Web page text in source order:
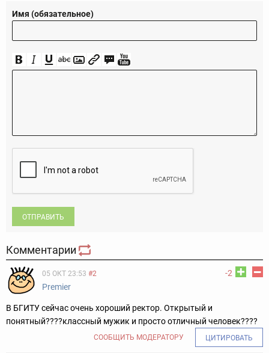
Имя (обязательное)
ОТПРАВИТЬ
Комментарии
-2
05 ОКТ 23:53 #2
Premier
В БГИТУ сейчас очень хороший ректор. Открытый и
понятный????классный мужик и просто отличный человек????
СООБЩИТЬ МОДЕРАТОРУ ЦИТИРОВАТЬ